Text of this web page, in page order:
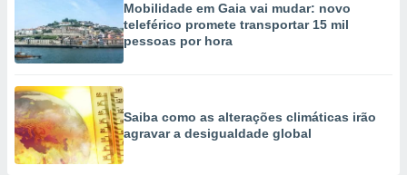
Mobilidade em Gaia vai mudar: novo
teleférico promete transportar 15 mil
pessoas por hora
Saiba como as alterações climáticas irão
agravar a desigualdade global